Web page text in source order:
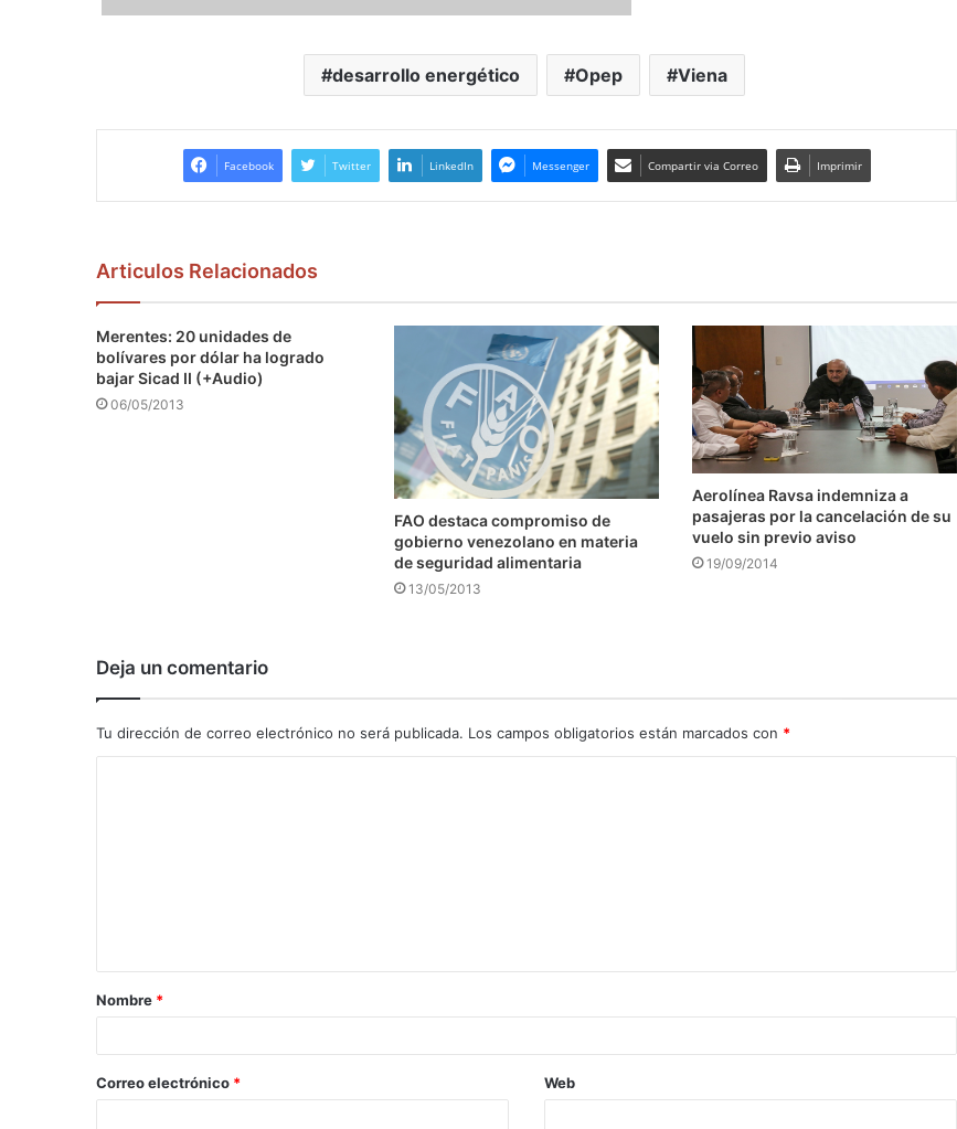
desarrollo energético Opep Viena
Facebook Twitter LinkedIn Messenger Compartir via Correo Imprimir
Articulos Relacionados
Merentes: 20 unidades de
bolívares por dólar ha logrado
bajar Sicad II (+Audio)
06/05/2013
FAO destaca compromiso de
gobierno venezolano en materia
de seguridad alimentaria
13/05/2013
Aerolínea Ravsa indemniza a
pasajeras por la cancelación de su
vuelo sin previo aviso
19/09/2014
Deja un comentario
Tu dirección de correo electrónico no será publicada. Los campos obligatorios están marcados con *
a
r
*
Nombre *
Correo electrónico * Web